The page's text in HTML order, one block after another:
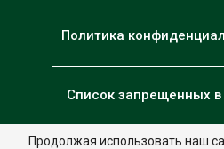
Политика
Список запрещенных
Продолжая использовать наш